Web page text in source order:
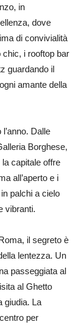
in
dove
di convivialità
i rooftop bar
guardando il
amante della
Dalle
Borghese,
capitale offre
all’aperto e i
palchi a cielo
vibranti.
il segreto è
lentezza. Un
passeggiata al
al Ghetto
giudia. La
per